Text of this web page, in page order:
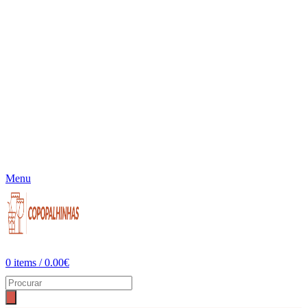
Menu
0 items / 0.00€